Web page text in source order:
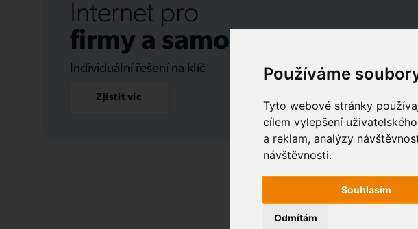
Používáme
Tyto webové stránky
cílem vylepšení
a reklam, analýzy
návštěvnosti.
Souhlasím
Odmítám
Internet pro
firmy a samosprávu
Individuální řešení na klíč
Zjistit víc